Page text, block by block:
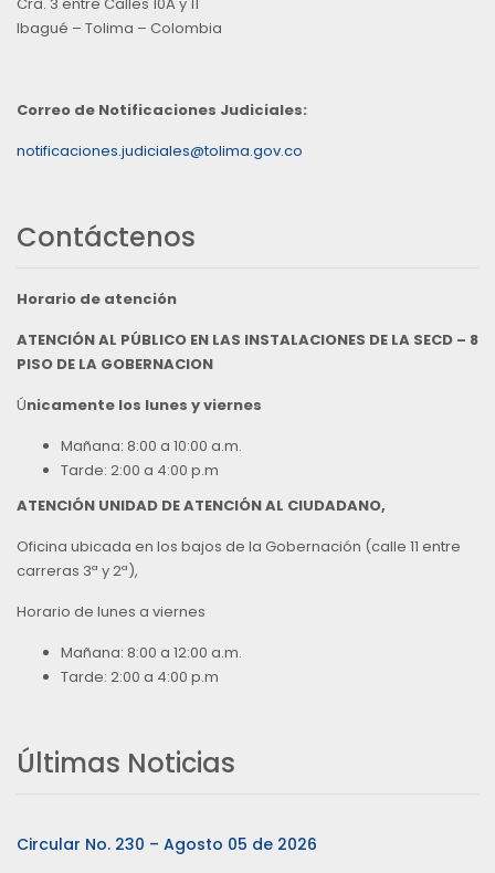
Ibagué – Tolima – Colombia
Correo de Notificaciones Judiciales:
notificaciones.judiciales@tolima.gov.co
Contáctenos
Horario de atención
ATENCIÓN AL PÚBLICO EN LAS INSTALACIONES DE LA SECD – 8
PISO DE LA GOBERNACION
Únicamente los lunes y viernes
Mañana: 8:00 a 10:00 a.m.
Tarde: 2:00 a 4:00 p.m
ATENCIÓN UNIDAD DE ATENCIÓN AL CIUDADANO,
Oficina ubicada en los bajos de la Gobernación (calle 11 entre
carreras 3ª y 2ª),
Horario de lunes a viernes
Mañana: 8:00 a 12:00 a.m.
Tarde: 2:00 a 4:00 p.m
Últimas Noticias
Circular No. 230 – Agosto 05 de 2026